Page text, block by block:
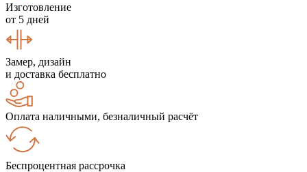
Изготовление
от 5 дней
Замер, дизайн
и доставка бесплатно
Оплата наличными, безналичный расчёт
Беспроцентная рассрочка